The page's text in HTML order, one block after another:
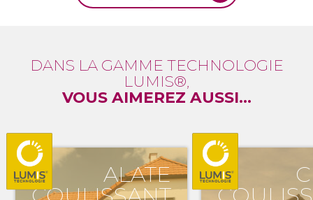
DANS LA GAMME TECHNOLOGIE
LUMIS®,
VOUS AIMEREZ AUSSI...
ALATE